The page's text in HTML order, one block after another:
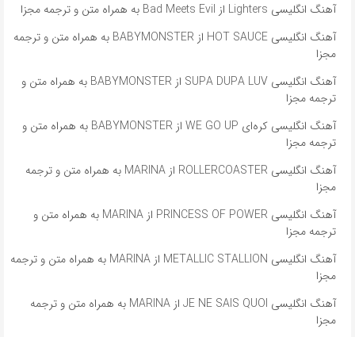
آهنگ انگلیسی Lighters از Bad Meets Evil به همراه متن و ترجمه مجزا
آهنگ انگلیسی HOT SAUCE از BABYMONSTER به همراه متن و ترجمه
مجزا
آهنگ انگلیسی SUPA DUPA LUV از BABYMONSTER به همراه متن و
ترجمه مجزا
آهنگ انگلیسی کره‌ای WE GO UP از BABYMONSTER به همراه متن و
ترجمه مجزا
آهنگ انگلیسی ROLLERCOASTER از MARINA به همراه متن و ترجمه
مجزا
آهنگ انگلیسی PRINCESS OF POWER از MARINA به همراه متن و
ترجمه مجزا
آهنگ انگلیسی METALLIC STALLION از MARINA به همراه متن و ترجمه
مجزا
آهنگ انگلیسی JE NE SAIS QUOI از MARINA به همراه متن و ترجمه
مجزا